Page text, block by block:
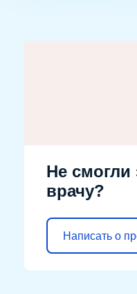
Не смогли
врачу?
Написать о